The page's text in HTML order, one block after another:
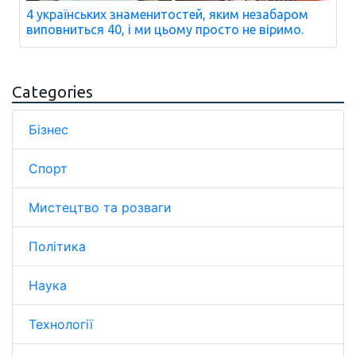
4 українських знаменитостей, яким незабаром
виповниться 40, і ми цьому просто не віримо.
Categories
Бізнес
Спорт
Мистецтво та розваги
Політика
Наука
Технології